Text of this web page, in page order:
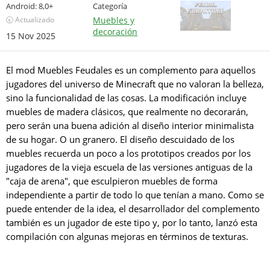
Android:8,0+
🕣 Actualizado
15 Nov 2025
Categoría
Muebles y
decoración
El mod Muebles Feudales es un complemento para aquellos
jugadores del universo de Minecraft que no valoran la belleza,
sino la funcionalidad de las cosas. La modificación incluye
muebles de madera clásicos, que realmente no decorarán,
pero serán una buena adición al diseño interior minimalista
de su hogar. O un granero. El diseño descuidado de los
muebles recuerda un poco a los prototipos creados por los
jugadores de la vieja escuela de las versiones antiguas de la
"caja de arena", que esculpieron muebles de forma
independiente a partir de todo lo que tenían a mano. Como se
puede entender de la idea, el desarrollador del complemento
también es un jugador de este tipo y, por lo tanto, lanzó esta
compilación con algunas mejoras en términos de texturas.